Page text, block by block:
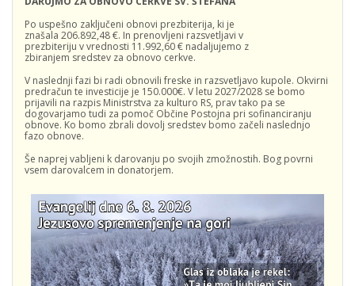
Po uspešno zaključeni obnovi prezbiterija, ki je
znašala 206.892,48 €. In prenovljeni razsvetljavi v
prezbiteriju v vrednosti 11.992,60 € nadaljujemo z
zbiranjem sredstev za obnovo cerkve.
V naslednji fazi bi radi obnovili freske in razsvetljavo kupole. Okvirni
predračun te investicije je 150.000€. V letu 2027/2028 se bomo
prijavili na razpis Ministrstva za kulturo RS, prav tako pa se
dogovarjamo tudi za pomoč Občine Postojna pri sofinanciranju
obnove. Ko bomo zbrali dovolj sredstev bomo začeli naslednjo
fazo obnove.
Še naprej vabljeni k darovanju po svojih zmožnostih. Bog povrni
vsem darovalcem in donatorjem.